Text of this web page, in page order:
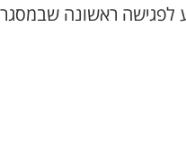
לפגישה ראשונה